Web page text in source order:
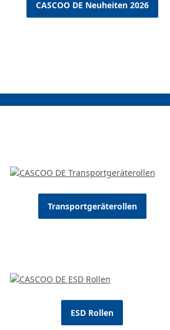
CASCOO DE Neuheiten 2026
Transportgeräterollen
ESD Rollen